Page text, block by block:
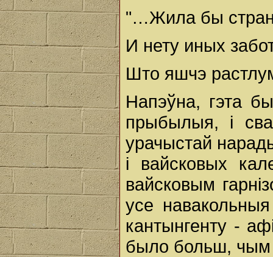
"…Жила бы
И нету иных
Што яшчэ
Напэўна, гэта
прыбылыя, і
урачыстай
і вайсковых
вайсковым
усе
кантынгенту -
было больш, чым